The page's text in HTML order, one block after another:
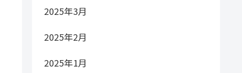
2025年3月
2025年2月
2025年1月